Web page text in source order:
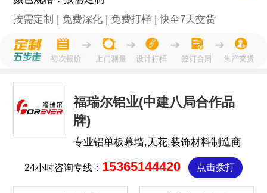
按需定制 | 免费深化 | 免费打样 | 快至7天交货
福瑞尔铝业(中建八局合作品
牌)
专业铝单板幕墙,天花,装饰材料制造商
24小时咨询专线： 15365144420 点击拨打